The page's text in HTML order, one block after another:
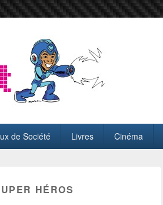
de Société Livres Cinéma
HÉROS